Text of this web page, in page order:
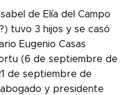
de Elía del Campo
tuvo 3 hijos y se casó
Eugenio Casas
(6 de septiembre de
de septiembre de
abogado y presidente